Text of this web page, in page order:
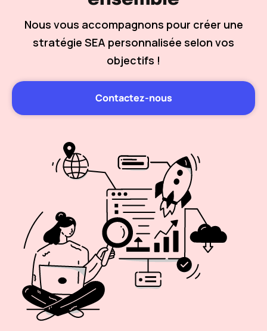
Nous vous accompagnons pour créer une
stratégie SEA personnalisée selon vos
objectifs !
Contactez-nous